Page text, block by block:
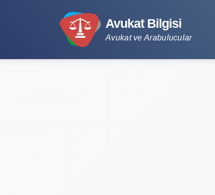
Avukat Bilgisi
Avukat ve Arabulucular